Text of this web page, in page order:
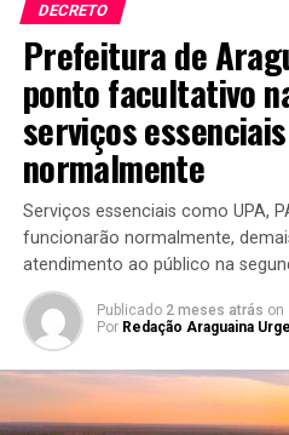
DECRETO
Prefeitura de
ponto facultativo
serviços
normalmente
Serviços essenciais como UPA,
funcionarão normalmente,
atendimento ao público na
Publicado 2 meses atrás on
Por Redação Araguaina